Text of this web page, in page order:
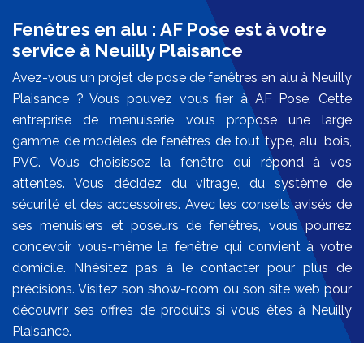
Fenêtres en alu : AF Pose est à votre
service à Neuilly Plaisance
Avez-vous un projet de pose de fenêtres en alu à Neuilly
Plaisance ? Vous pouvez vous fier à AF Pose. Cette
entreprise de menuiserie vous propose une large
gamme de modèles de fenêtres de tout type, alu, bois,
PVC. Vous choisissez la fenêtre qui répond à vos
attentes. Vous décidez du vitrage, du système de
sécurité et des accessoires. Avec les conseils avisés de
ses menuisiers et poseurs de fenêtres, vous pourrez
concevoir vous-même la fenêtre qui convient à votre
domicile. N’hésitez pas à le contacter pour plus de
précisions. Visitez son show-room ou son site web pour
découvrir ses offres de produits si vous êtes à Neuilly
Plaisance.